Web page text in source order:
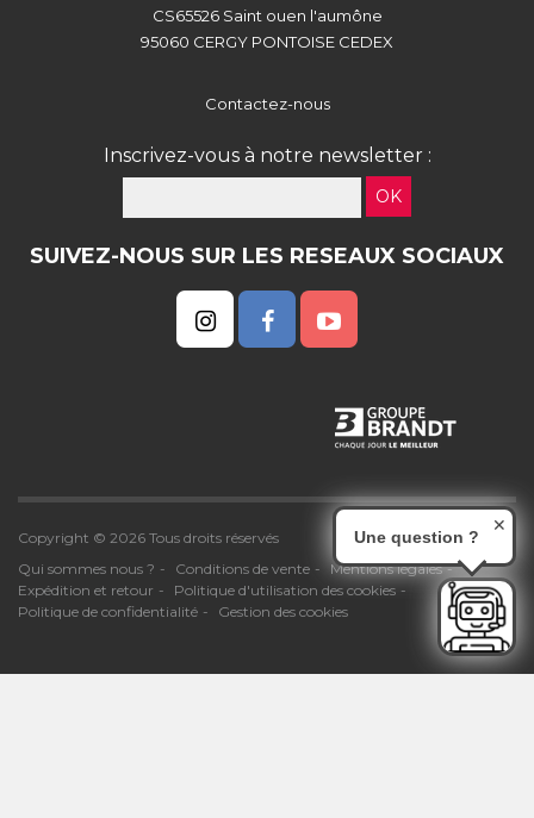
CS65526 Saint ouen l'aumône
95060 CERGY PONTOISE CEDEX
Contactez-nous
Inscrivez-vous à notre newsletter :
OK
SUIVEZ-NOUS SUR LES RESEAUX SOCIAUX
Copyright © 2026 Tous droits réservés
Qui sommes nous ?
Conditions de vente
Mentions légales
Expédition et retour
Politique d'utilisation des cookies
Politique de confidentialité
Gestion des cookies
Une question ?
✕